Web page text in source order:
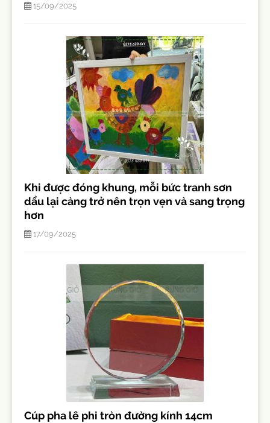
15/09/2025
Khi được đóng khung, mỗi bức tranh sơn
dầu lại càng trở nên trọn vẹn và sang trọng
hơn
17/09/2025
Cúp pha lê phi tròn đường kính 14cm